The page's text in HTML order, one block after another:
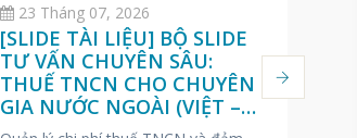
23 Tháng 07, 2026
[SLIDE TÀI LIỆU] BỘ SLIDE
TƯ VẤN CHUYÊN SÂU:
THUẾ TNCN CHO CHUYÊN
GIA NƯỚC NGOÀI (VIỆT –
ANH – NHẬT)